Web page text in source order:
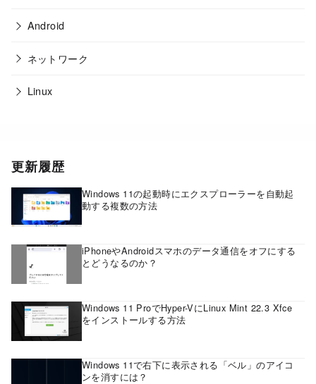
Android
ネットワーク
Linux
更新履歴
Windows 11の起動時にエクスプローラーを自動起
動する複数の方法
iPhoneやAndroidスマホのデータ通信をオフにする
とどうなるのか？
Windows 11 ProでHyper-VにLinux Mint 22.3 Xfce
をインストールする方法
Windows 11で右下に表示される「ベル」のアイコ
ンを消すには？